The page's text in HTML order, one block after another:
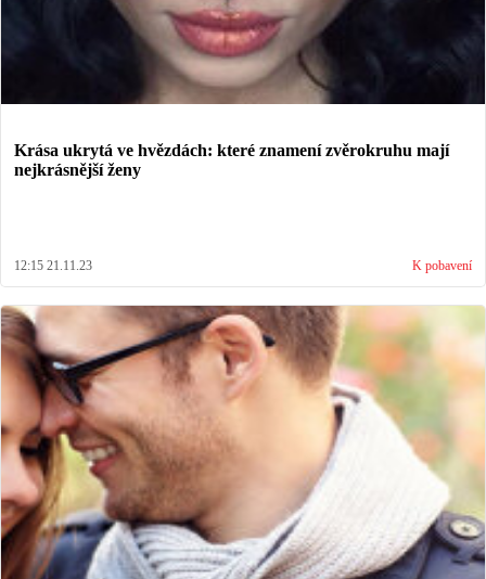
Krása ukrytá ve hvězdách: které znamení zvěrokruhu mají
nejkrásnější ženy
12:15 21.11.23 K pobavení